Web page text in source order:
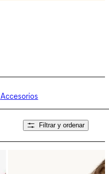
Accesorios
Filtrar y ordenar